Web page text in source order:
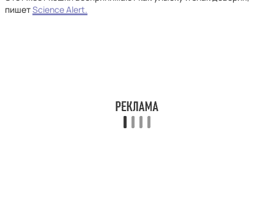
пишетScience Alert.